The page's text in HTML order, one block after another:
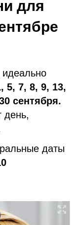
для
5, 7, 8, 9, 13,
сентября.
день,
даты